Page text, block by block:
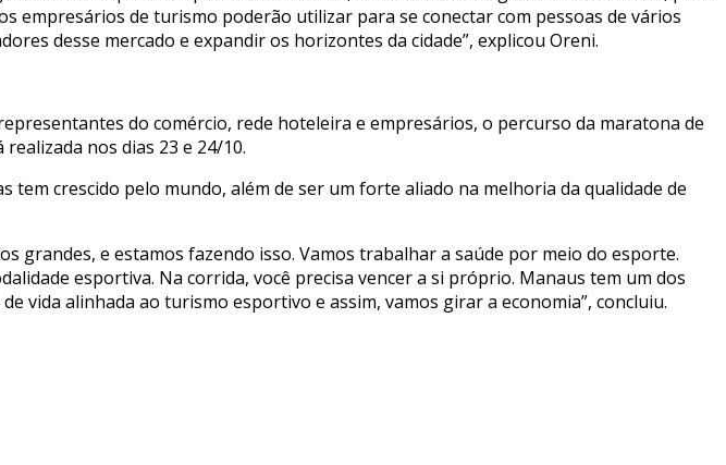
empresários de turismo poderão utilizar para se conectar com pessoas de vários
desse mercado e expandir os horizontes da cidade”, explicou Oreni.
do comércio, rede hoteleira e empresários, o percurso da maratona de
nos dias 23 e 24/10.
crescido pelo mundo, além de ser um forte aliado na melhoria da qualidade de
e estamos fazendo isso. Vamos trabalhar a saúde por meio do esporte.
esportiva. Na corrida, você precisa vencer a si próprio. Manaus tem um dos
vida alinhada ao turismo esportivo e assim, vamos girar a economia”, concluiu.